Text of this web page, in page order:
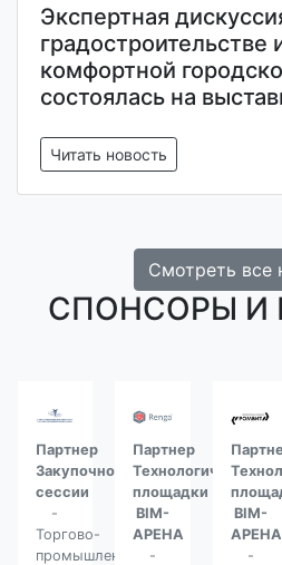
Экспертная
градостроительстве
комфортной
состоялась на
Читать новость
Смотреть все
СПОНСОРЫ И
Партнер
Закупочной
сессии
-
Торгово-
промышленная
Партнер
Технологической
площадки
BIM-
АРЕНА
-
BIM-
АРЕНА
-